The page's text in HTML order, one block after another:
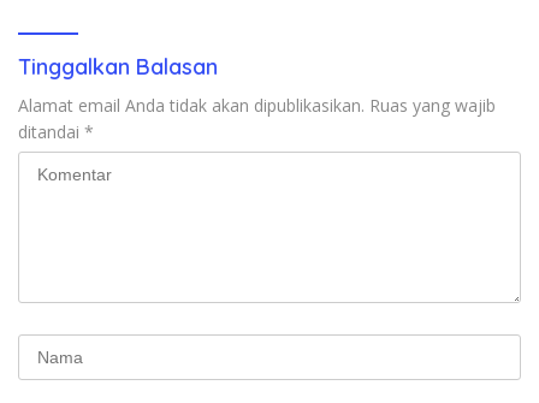
Tinggalkan Balasan
Alamat email Anda tidak akan dipublikasikan. Ruas yang wajib
ditandai *